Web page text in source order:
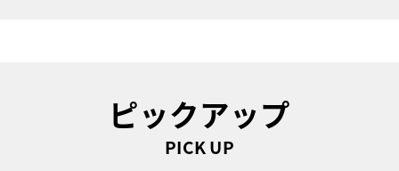
ピックアップ
PICK UP